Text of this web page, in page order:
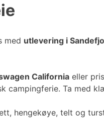
med utlevering i
California eller
campingferie. Ta med
hengekøye, telt og